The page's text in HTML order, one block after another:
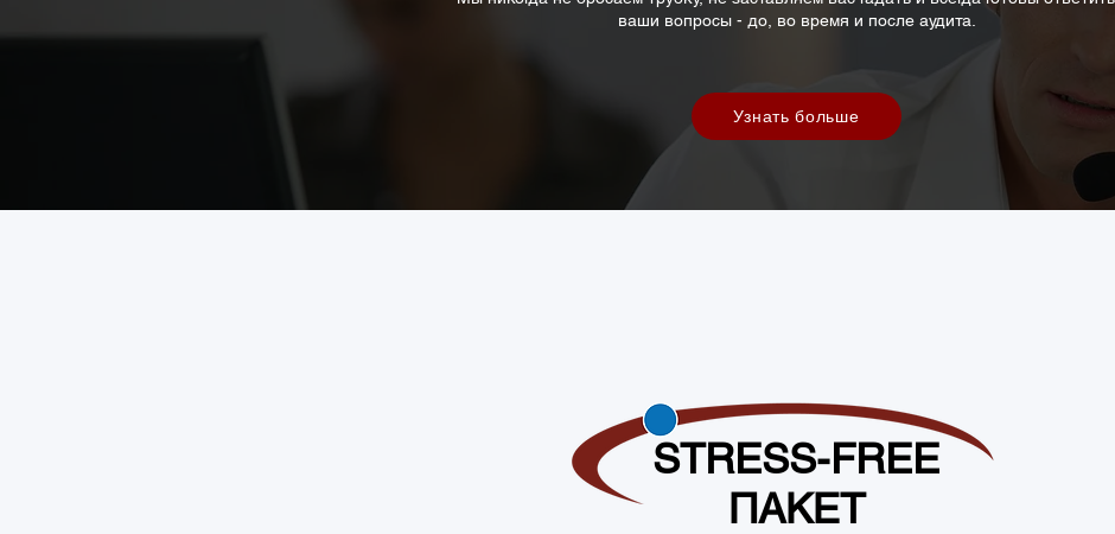
ваши вопросы - до, во время и после аудита.
Узнать больше
STRESS-FREE
ПАКЕТ